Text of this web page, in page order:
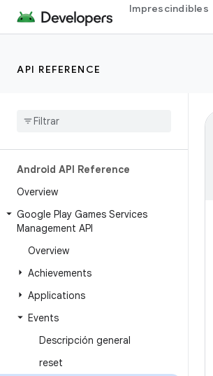
Imprescindibles
API REFERENCE
Android API Reference
Overview
Google Play Games Services
Management API
Overview
Achievements
Applications
Events
Descripción general
reset